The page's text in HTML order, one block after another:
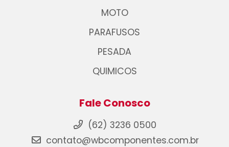
MOTO
PARAFUSOS
PESADA
QUIMICOS
Fale Conosco
(62) 3236 0500
contato@wbcomponentes.com.br